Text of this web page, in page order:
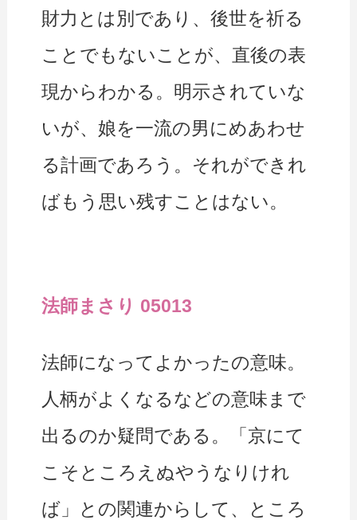
財力とは別であり、後世を祈る
ことでもないことが、直後の表
現からわかる。明示されていな
いが、娘を一流の男にめあわせ
る計画であろう。それができれ
ばもう思い残すことはない。
法師まさり 05013
法師になってよかったの意味。
人柄がよくなるなどの意味まで
出るのか疑問である。「京にて
こそところえぬやうなりけれ
ば」との関連からして、ところ